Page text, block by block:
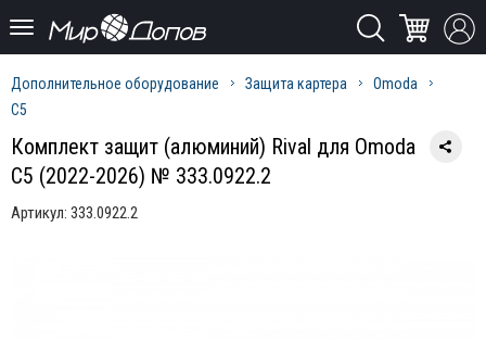
Дополнительное оборудование Защита картера
Omoda
C5
Комплект защит (алюминий) Rival для Omoda
C5 (2022-2026) № 333.0922.2
Артикул: 333.0922.2